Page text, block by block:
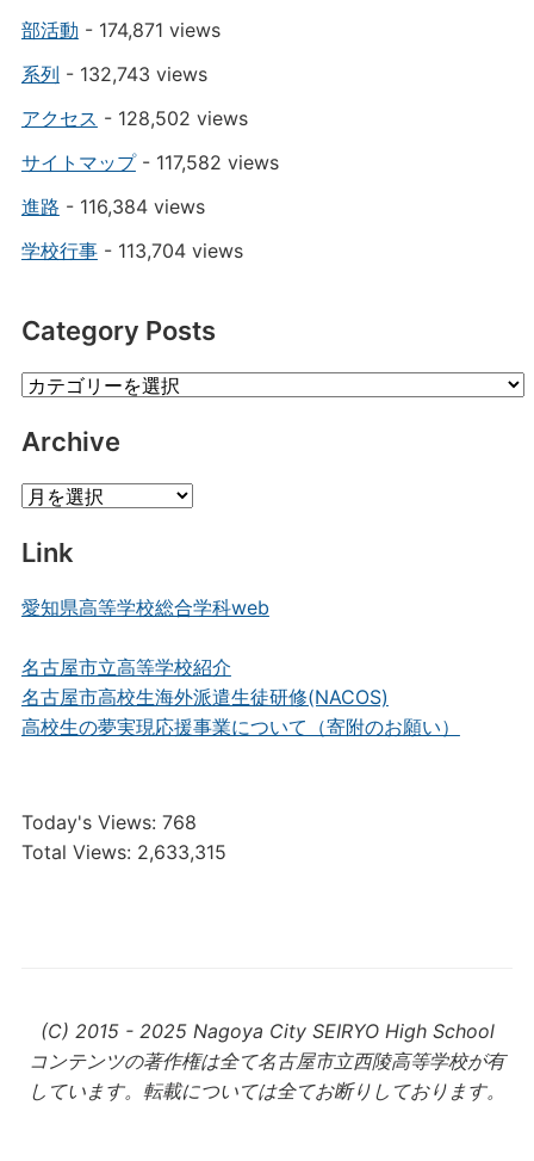
部活動 - 174,871 views
系列 - 132,743 views
アクセス - 128,502 views
サイトマップ- 117,582 views
進路 - 116,384 views
学校行事- 113,704 views
Category Posts
Category
Archive
Archive
Link
愛知県高等学校総合学科web
名古屋市立高等学校紹介
名古屋市高校生海外派遣生徒研修(NACOS)
高校生の夢実現応援事業について（寄附のお願い）
Today's Views: 768
Total Views: 2,633,315
(C) 2015 - 2025 Nagoya City SEIRYO High School
コンテンツの著作権は全て名古屋市立西陵高等学校が有
しています。転載については全てお断りしております。